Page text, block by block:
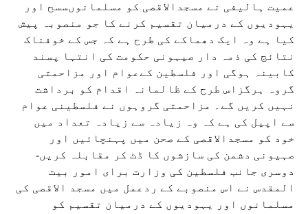
عمیت ہالیفی نے مسجدالاقصی کو مسلمانوںسسح اور
یہودیوں کے درمیان تقسیم کرنے کا جو منصوبہ پیش
کیا ہے وہ ایک دھماکے کی طرح ہے کہ جس کے خوفناک
نتائج کی ذمہ دار صیہونی حکومت کی انتہا پسند
کابینہ ہوگی اور فلسطین کےعوام اور مزاحمتی
گروہ ہرگزاس طرح کے ظالمانہ اقدام کو برداشت
نہیں کریں گے۔ مزاحمتی گروہوں نے فلسطینی عوام
سے اپیل کی ہے کہ وہ زیادہ سے زیادہ تعداد میں
خود کو مسجدالاقصی کے صحن میں پہنچائیں اور
صہیونی دشمن کی سازشوں کا ڈٹ کر مقابلہ کریں-
دوسری جانب فلسطین کی وزارت برای امور بیت
المقدس نے اس منصوبے کے ردعمل میں مسجد الاقصی کی
مسلمانوں اور یہودیوں کے درمیان تقسیم کو